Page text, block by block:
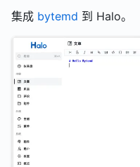
集成 bytemd 到 Halo。